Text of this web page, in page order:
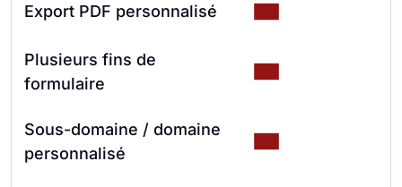
Export PDF personnalisé
Plusieurs fins de
formulaire
Sous-domaine / domaine
personnalisé